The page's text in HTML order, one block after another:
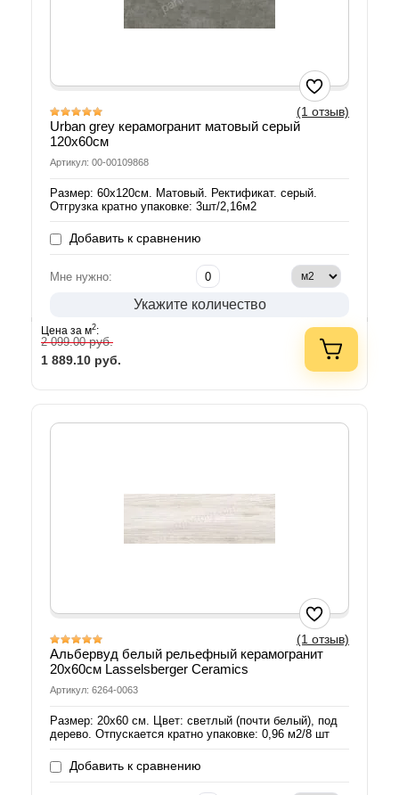
(1 отзыв)
Urban grey керамогранит матовый серый
120х60см
Артикул: 00-00109868
Размер: 60х120см. Матовый. Ректификат. серый.
Отгрузка кратно упаковке: 3шт/2,16м2
Добавить к сравнению
Мне нужно:
Укажите количество
Цена за м2:
2 099.00руб.
1 889.10 руб.
(1 отзыв)
Альбервуд белый рельефный керамогранит
20х60см Lasselsberger Ceramics
Артикул: 6264-0063
Размер: 20х60 см. Цвет: светлый (почти белый), под
дерево. Отпускается кратно упаковке: 0,96 м2/8 шт
Добавить к сравнению